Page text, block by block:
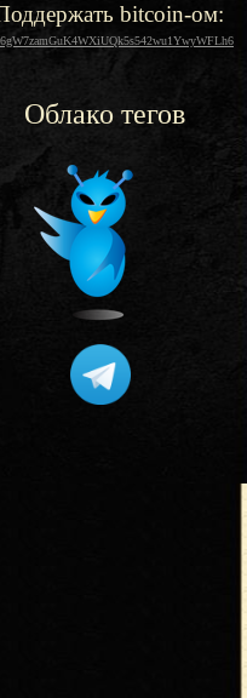
bitcoin-ом:
Облако тегов